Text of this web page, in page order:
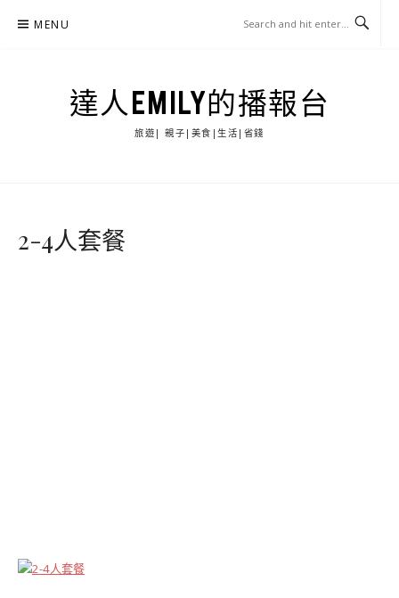
MENU
達人EMILY的播報台
旅遊| 親子|美食|生活|省錢
2-4人套餐